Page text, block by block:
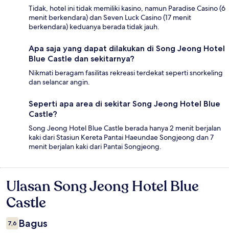
Tidak, hotel ini tidak memiliki kasino, namun Paradise Casino (6
menit berkendara) dan Seven Luck Casino (17 menit
berkendara) keduanya berada tidak jauh.
Apa saja yang dapat dilakukan di Song Jeong Hotel
Blue Castle dan sekitarnya?
Nikmati beragam fasilitas rekreasi terdekat seperti snorkeling
dan selancar angin.
Seperti apa area di sekitar Song Jeong Hotel Blue
Castle?
Song Jeong Hotel Blue Castle berada hanya 2 menit berjalan
kaki dari Stasiun Kereta Pantai Haeundae Songjeong dan 7
menit berjalan kaki dari Pantai Songjeong.
Ulasan
Ulasan Song Jeong Hotel Blue
Castle
7,6 Bagus